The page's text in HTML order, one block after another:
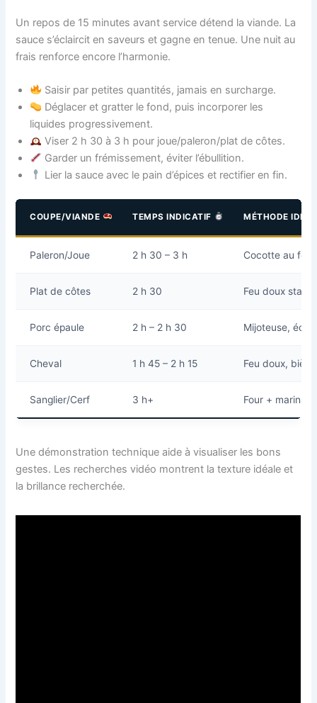
Un repos de 15 minutes avant service détend la viande. La
sauce s’éclaircit en saveurs et gagne en tenue. Une nuit au
frais renforce encore l’harmonie.
Saisir par petites quantités, jamais en surcharge.
Déglacer et gratter le fond, puis incorporer les
liquides progressivement.
Viser 2 h 30 à 3 h pour joue/paleron/plat de côtes.
Garder un frémissement, éviter l’ébullition.
Lier la sauce avec le pain d’épices et rectifier en fin.
COUPE/VIANDE TEMPS INDICATIF MÉTHODE
Paleron/Joue 2 h 30 – 3 h Cocotte au four
Plat de côtes 2 h 30 Feu doux
Porc épaule 2 h – 2 h 30 Mijoteuse,
Cheval 1 h 45 – 2 h 15 Feu doux,
Sanglier/Cerf 3 h+ Four +
Une démonstration technique aide à visualiser les bons
gestes. Les recherches vidéo montrent la texture idéale et
la brillance recherchée.